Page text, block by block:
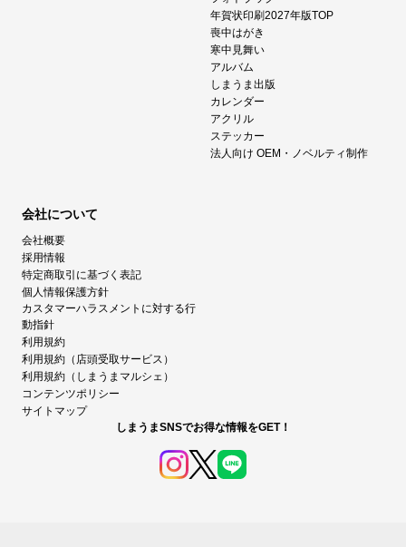
年賀状印刷2027年版TOP
喪中はがき
寒中見舞い
アルバム
しまうま出版
カレンダー
アクリル
ステッカー
法人向け OEM・ノベルティ制作
会社について
会社概要
採用情報
特定商取引に基づく表記
個人情報保護方針
カスタマーハラスメントに対する行
動指針
利用規約
利用規約（店頭受取サービス）
利用規約（しまうまマルシェ）
コンテンツポリシー
サイトマップ
しまうまSNSでお得な情報をGET！